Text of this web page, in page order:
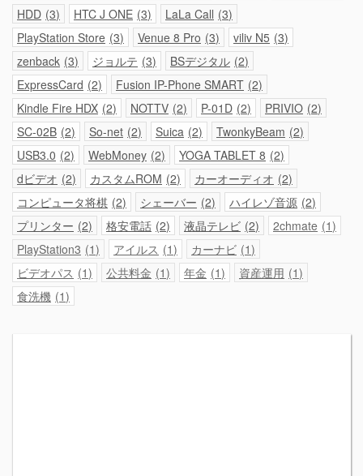
HDD 3 HTC J ONE 3 LaLa Call 3
PlayStation Store 3 Venue 8 Pro 3 viliv N5 3
zenback 3 ジョルテ 3 BSデジタル 2
ExpressCard 2 Fusion IP-Phone SMART 2
Kindle Fire HDX 2 NOTTV 2 P-01D 2 PRIVIO 2
SC-02B 2 So-net 2 Suica 2 TwonkyBeam 2
USB3.0 2 WebMoney 2 YOGA TABLET 8 2
dビデオ 2 カスタムROM 2 カーオーディオ 2
コンピュータ将棋 2 シェーバー 2 ハイレゾ音源 2
プリンター 2 格安電話 2 液晶テレビ 2 2chmate 1
PlayStation3 1 アイルス 1 カーナビ 1
ビデオパス
1 公共料金 1 年金 1 資産運用 1
食洗機 1